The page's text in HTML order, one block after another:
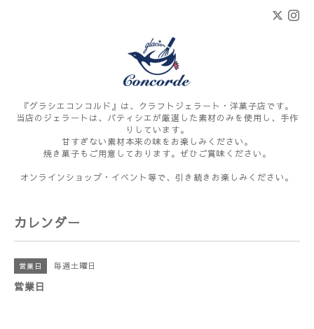
『グラシエコンコルド』は、クラフトジェラート・洋菓子店です。
当店のジェラートは、パティシエが厳選した素材のみを使用し、手作
りしています。
甘すぎない素材本来の味をお楽しみください。
焼き菓子もご用意しております。ぜひご賞味ください。
オンラインショップ・イベント等で、引き続きお楽しみください。
カレンダー
営業日 毎週土曜日
営業日